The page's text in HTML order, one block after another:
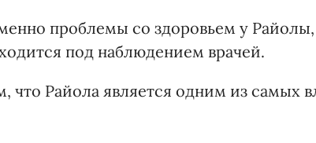
проблемы со здоровьем у
под наблюдением врачей.
что Райола является одним из самых